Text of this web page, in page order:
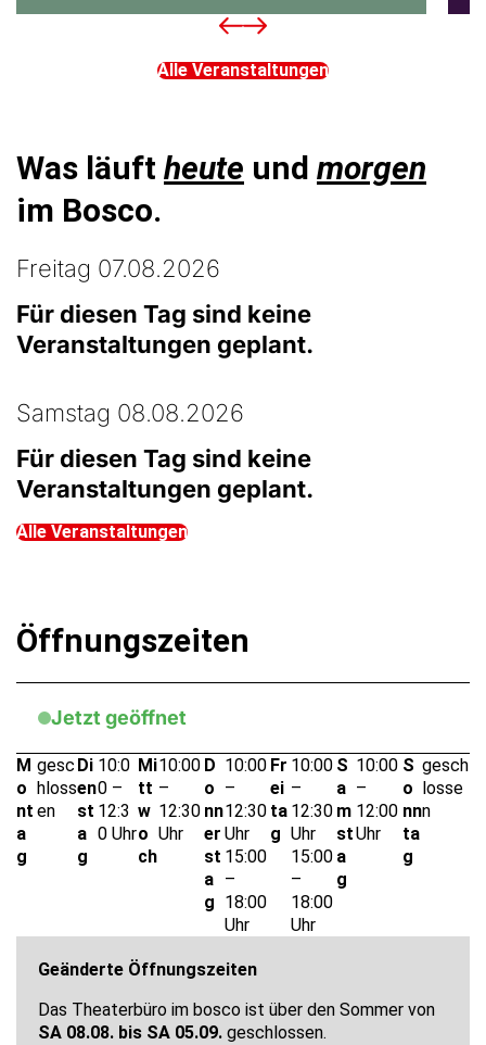
Alle Veranstaltungen
Was läuft heute und morgen
im Bosco.
Freitag 07.08.2026
Für diesen Tag sind keine
Veranstaltungen geplant.
Samstag 08.08.2026
Für diesen Tag sind keine
Veranstaltungen geplant.
Alle Veranstaltungen
Öffnungszeiten
Jetzt geöffnet
M
o
nt
a
g
gesc
hloss
en
Di
en
st
a
g
10:0
0 –
12:3
0 Uhr
Mi
tt
w
o
ch
10:00
–
12:30
Uhr
D
o
nn
er
st
a
g
10:00
–
12:30
Uhr
15:00
–
18:00
Uhr
Fr
ei
ta
g
10:00
–
12:30
Uhr
15:00
–
18:00
Uhr
S
a
m
st
a
g
10:00
–
12:00
Uhr
S
o
nn
ta
g
gesch
losse
n
Geänderte Öffnungszeiten
Das Theaterbüro im bosco ist über den Sommer von
SA 08.08. bis SA 05.09. geschlossen.